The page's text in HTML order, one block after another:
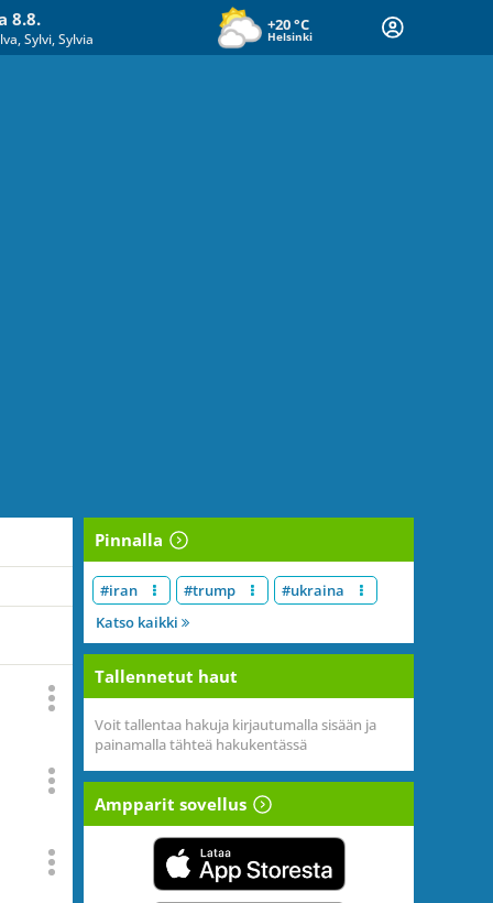
8.8.
Sylvi, Sylvia
+20°C
Helsinki
Pinnalla
#iran #trump
#ukraina
Katso kaikki
Tallennetut haut
Voit tallentaa hakuja kirjautumalla sisään ja
painamalla tähteä hakukentässä
Ampparit sovellus